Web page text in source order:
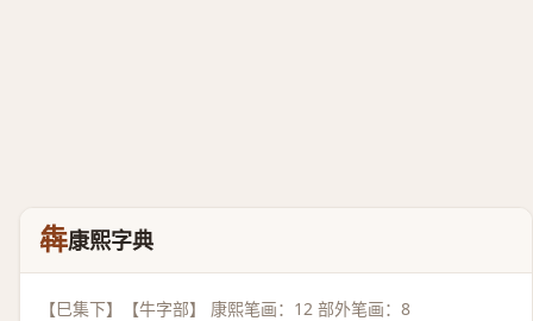
犇康熙字典
【巳集下】【牛字部】 康熙笔画：12 部外笔画：8